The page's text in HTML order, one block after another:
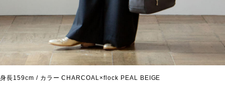
身長159cm / カラー CHARCOAL×flock PEAL BEIGE